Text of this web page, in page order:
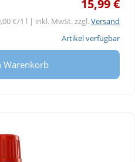
15,99 €
€/1 l | inkl. MwSt. zzgl.Versand
Artikel verfügbar
Warenkorb